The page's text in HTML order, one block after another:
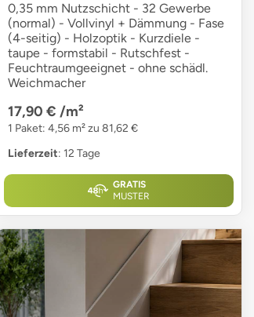
0,35 mm Nutzschicht - 32 Gewerbe
(normal) - Vollvinyl + Dämmung - Fase
(4-seitig) - Holzoptik - Kurzdiele -
taupe - formstabil - Rutschfest -
Feuchtraumgeeignet - ohne schädl.
Weichmacher
17,90 € /m²
1 Paket: 4,56 m² zu 81,62 €
Lieferzeit: 12 Tage
GRATIS
MUSTER